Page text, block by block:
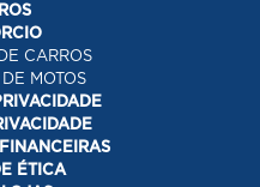
CARROS
MOTOS
ÉTICA